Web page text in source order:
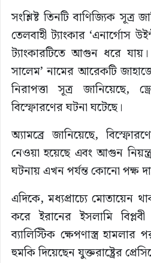
সংশ্লিষ্ট তিনটি বাণিজ্যিক সূত্র
তেলবাহী ট্যাংকার ‘এনার্গোস
ট্যাংকারটিতে আগুন ধরে
সালেম’ নামের আরেকটি
নিরাপত্তা সূত্র
বিস্ফোরণের ঘটনা ঘটেছে।
অ্যামব্রে জানিয়েছে,
নেওয়া হয়েছে এবং আগুন
ঘটনায় এখন পর্যন্ত কোনো পক্ষ
এদিকে, মধ্যপ্রাচ্যে মোতায়েন
করে ইরানের ইসলামি
ব্যালিস্টিক ক্ষেপণাস্ত্র
হুমকি দিয়েছেন যুক্তরাষ্ট্রের